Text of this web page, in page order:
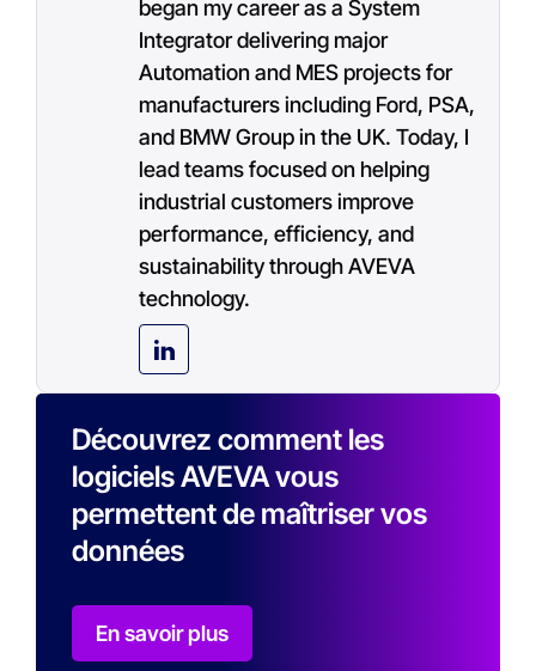
began my career as a System
Integrator delivering major
Automation and MES projects for
manufacturers including Ford, PSA,
and BMW Group in the UK. Today, I
lead teams focused on helping
industrial customers improve
performance, efficiency, and
sustainability through AVEVA
technology.
Découvrez comment les
logiciels AVEVA vous
permettent de maîtriser vos
données
En savoir plus